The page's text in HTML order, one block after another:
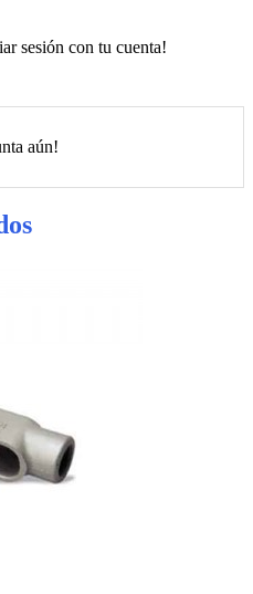
sesión con tu cuenta!
aún!